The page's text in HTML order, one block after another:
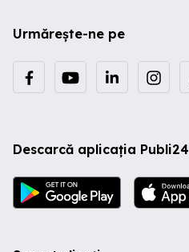
Urmărește-ne pe
Descarcă aplicația Publi24